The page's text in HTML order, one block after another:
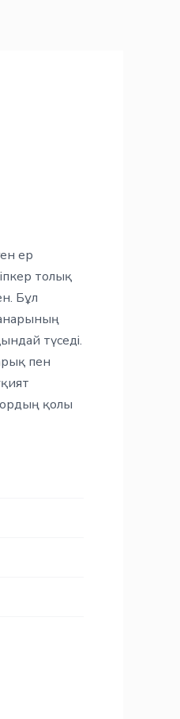
ер
толық
Бұл
түседі.
пен
қолы